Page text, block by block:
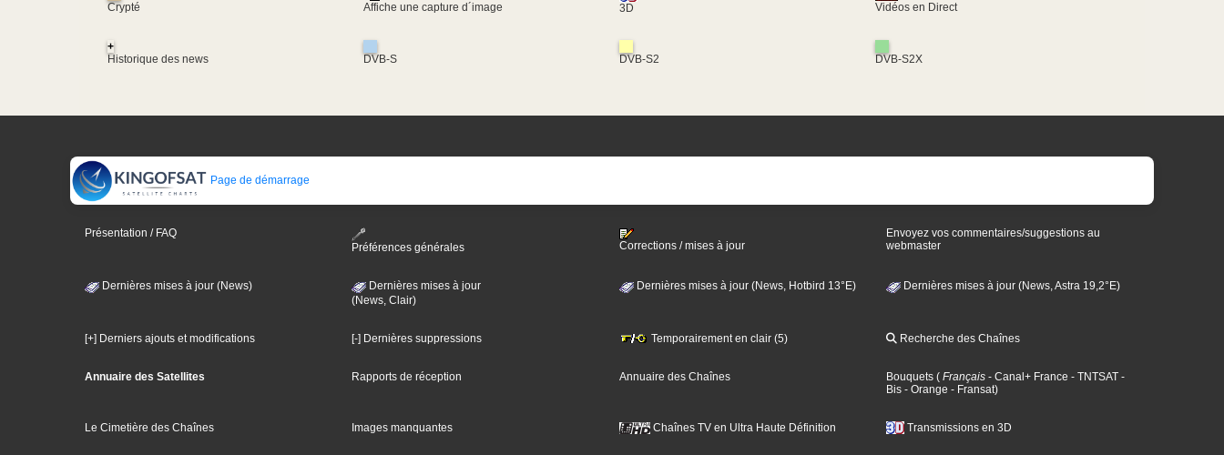
Crypté Affiche une capture d´image 3D Vidéos en Direct
+
Historique des news
DVB-S DVB-S2 DVB-S2X
Page de démarrage
Présentation / FAQ
Préférences générales
Corrections / mises à jour
Envoyez vos commentaires/suggestions au
webmaster
Dernières mises à jour (News)
Dernières mises à jour
(News, Clair)
Dernières mises à jour (News, Hotbird 13°E) Dernières mises à jour (News, Astra 19,2°E)
[+] Derniers ajouts et modifications [-] Dernières suppressions Temporairement en clair (5) Recherche des Chaînes
Annuaire des Satellites Rapports de réception Annuaire des Chaînes Bouquets ( Français - Canal+ France - TNTSAT -
Bis - Orange - Fransat)
Le Cimetière des Chaînes Images manquantes Chaînes TV en Ultra Haute Définition Transmissions en 3D